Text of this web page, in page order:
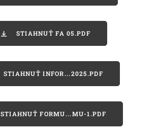
STIAHNUŤ FA 05.PDF
STIAHNUŤ INFOR...2025.PDF
STIAHNUŤ FORMU...MU-1.PDF